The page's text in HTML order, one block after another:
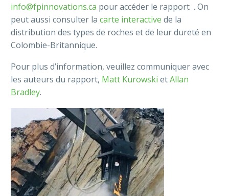
info@fpinnovations.ca pour accéder le rapport . On
peut aussi consulter la carte interactive de la
distribution des types de roches et de leur dureté en
Colombie-Britannique.
Pour plus d’information, veuillez communiquer avec
les auteurs du rapport, Matt Kurowski etAllan
Bradley.